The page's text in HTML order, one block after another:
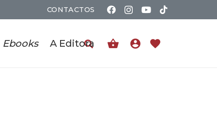
CONTACTOS
Ebooks A Editora shopping_basket account_circle favorite